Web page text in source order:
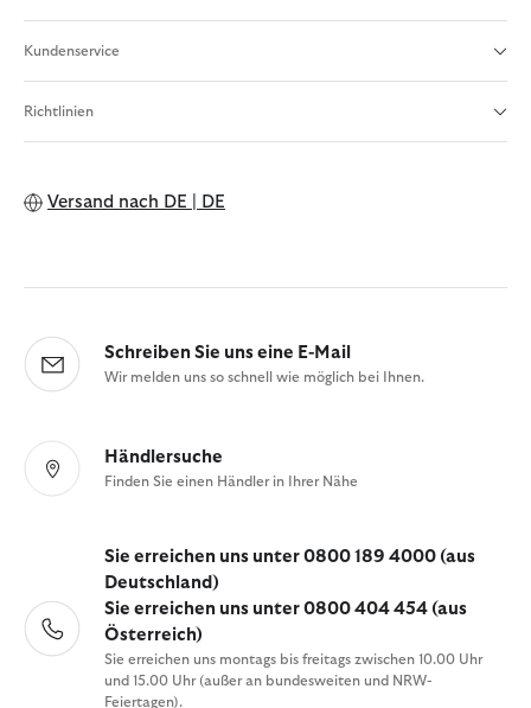
Kundenservice
Richtlinien
Versand nach DE | DE
Schreiben Sie uns eine E-Mail
Wir melden uns so schnell wie möglich bei Ihnen.
Händlersuche
Finden Sie einen Händler in Ihrer Nähe
Sie erreichen uns unter 0800 189 4000 (aus
Deutschland)
Sie erreichen uns unter 0800 404 454 (aus
Österreich)
Sie erreichen uns montags bis freitags zwischen 10.00 Uhr
und 15.00 Uhr (außer an bundesweiten und NRW-
Feiertagen).